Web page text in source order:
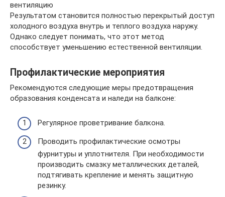
вентиляцию
Результатом становится полностью перекрытый доступ
холодного воздуха внутрь и теплого воздуха наружу.
Однако следует понимать, что этот метод
способствует уменьшению естественной вентиляции.
Профилактические мероприятия
Рекомендуются следующие меры предотвращения
образования конденсата и наледи на балконе:
Регулярное проветривание балкона.
Проводить профилактические осмотры
фурнитуры и уплотнителя. При необходимости
производить смазку металлических деталей,
подтягивать крепление и менять защитную
резинку.